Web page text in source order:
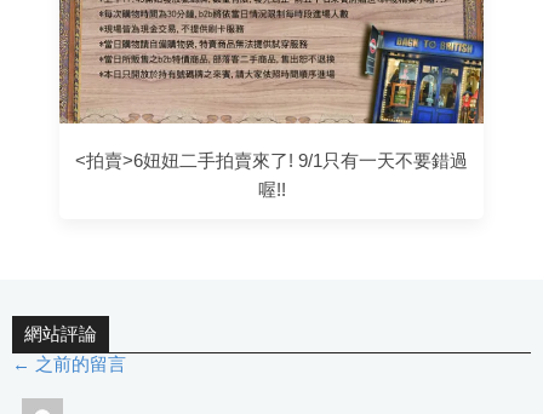
<拍賣>6妞妞二手拍賣來了! 9/1只有一天不要錯過
喔!!
網站評論
評
← 之前的留言